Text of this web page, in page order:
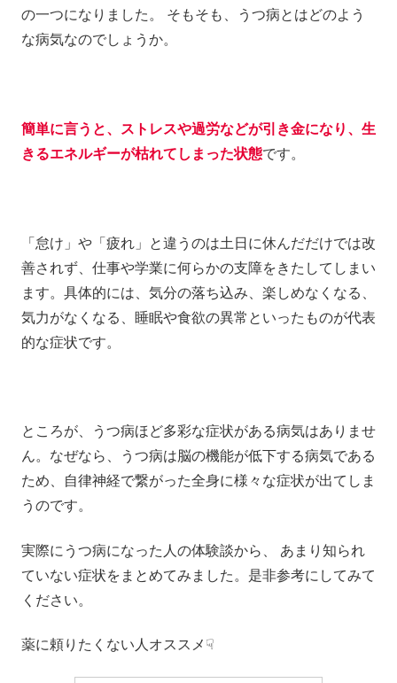
の一つになりました。 そもそも、うつ病とはどのよう
な病気なのでしょうか。
簡単に言うと、ストレスや過労などが引き金になり、生
きるエネルギーが枯れてしまった状態です。
「怠け」や「疲れ」と違うのは土日に休んだだけでは改
善されず、仕事や学業に何らかの支障をきたしてしまい
ます。具体的には、気分の落ち込み、楽しめなくなる、
気力がなくなる、睡眠や食欲の異常といったものが代表
的な症状です。
ところが、うつ病ほど多彩な症状がある病気はありませ
ん。なぜなら、うつ病は脳の機能が低下する病気である
ため、自律神経で繋がった全身に様々な症状が出てしま
うのです。
実際にうつ病になった人の体験談から、 あまり知られ
ていない症状をまとめてみました。是非参考にしてみて
ください。
薬に頼りたくない人オススメ☟